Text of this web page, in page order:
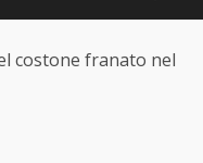
costone franato nel